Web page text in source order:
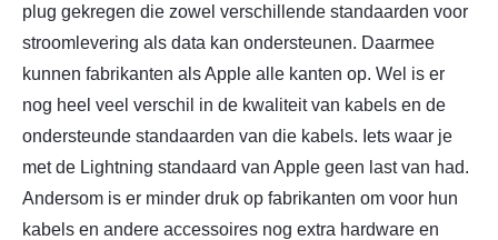
plug gekregen die zowel verschillende standaarden voor
stroomlevering als data kan ondersteunen. Daarmee
kunnen fabrikanten als Apple alle kanten op. Wel is er
nog heel veel verschil in de kwaliteit van kabels en de
ondersteunde standaarden van die kabels. Iets waar je
met de Lightning standaard van Apple geen last van had.
Andersom is er minder druk op fabrikanten om voor hun
kabels en andere accessoires nog extra hardware en